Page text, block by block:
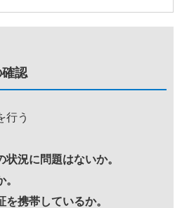
認
行う
況に問題はないか。
携帯しているか。